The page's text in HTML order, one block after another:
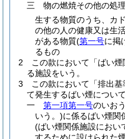
三
物の燃焼その他の処理
生する物質のうち、カ
の他の人の健康又は生
がある物質(第一号に掲
るもの
2
この款において「ばい煙
る施設をいう。
3
この款において「排出
て発生するばい煙につい
一
第一項第一号のいお
いう。)に係るばい煙関
(ばい煙関係施設におい